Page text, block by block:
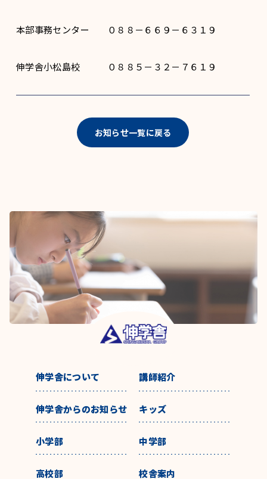
本部事務センター ０８８－６６９－６３１９
伸学舎小松島校 ０８８５－３２－７６１９
お知らせ一覧に戻る
伸学舎について 講師紹介
伸学舎からのお知らせ キッズ
小学部 中学部
高校部 校舎案内